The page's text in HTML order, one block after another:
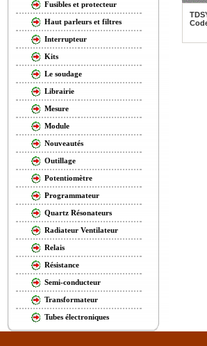
Fusibles et protecteur
Haut parleurs et filtres
Interrupteur
Kits
Le soudage
Librairie
Mesure
Module
Nouveautés
Outillage
Potentiomètre
Programmateur
Quartz Résonateurs
Radiateur Ventilateur
Relais
Résistance
Semi-conducteur
Transformateur
Tubes électroniques